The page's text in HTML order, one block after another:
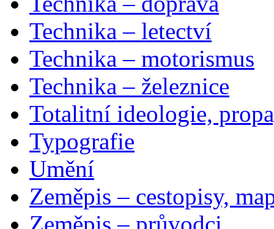
Technika – letectví
Technika – motorismus
Technika – železnice
Totalitní ideologie,
Typografie
Umění
Zeměpis – cestopisy,
Zeměpis – průvodci